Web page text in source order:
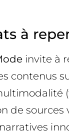
à
invite à
contenus
de sources